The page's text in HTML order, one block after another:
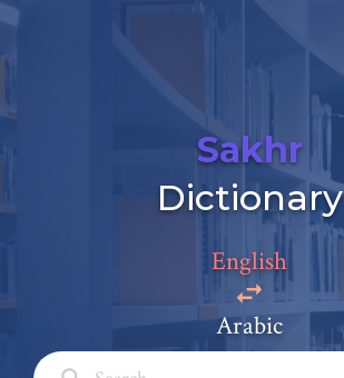
Sakhr
Dictionary
English
Arabic
Add a comment
Full Name: *